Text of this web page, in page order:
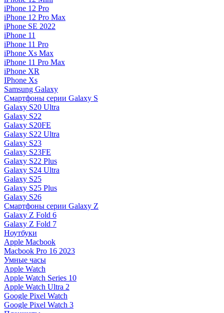
iPhone 12 Pro
iPhone 12 Pro Max
iPhone SE 2022
iPhone 11
iPhone 11 Pro
iPhone Xs Max
iPhone 11 Pro Max
iPhone XR
IPhone Xs
Samsung Galaxy
Смартфоны серии Galaxy S
Galaxy S20 Ultra
Galaxy S22
Galaxy S20FE
Galaxy S22 Ultra
Galaxy S23
Galaxy S23FE
Galaxy S22 Plus
Galaxy S24 Ultra
Galaxy S25
Galaxy S25 Plus
Galaxy S26
Смартфоны серии Galaxy Z
Galaxy Z Fold 6
Galaxy Z Fold 7
Ноутбуки
Apple Macbook
Macbook Pro 16 2023
Умные часы
Apple Watch
Apple Watch Series 10
Apple Watch Ultra 2
Google Pixel Watch
Google Pixel Watch 3